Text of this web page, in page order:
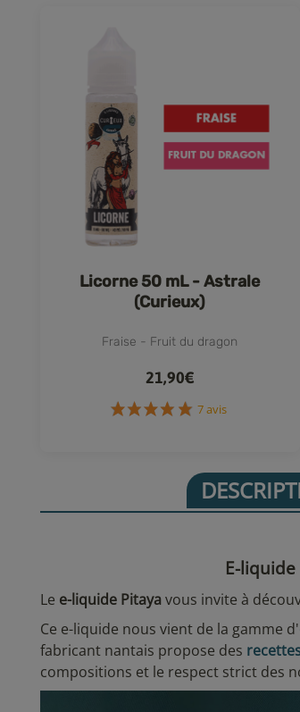
Licorne 50 mL - Astrale
(Curieux)
Fraise - Fruit du dragon
21,90€
E-
Le e-liquide Pitayavous invite à
Ce e-liquide nous vient de la gamme d'
fabricant nantais propose des
compositions et le respect strict des